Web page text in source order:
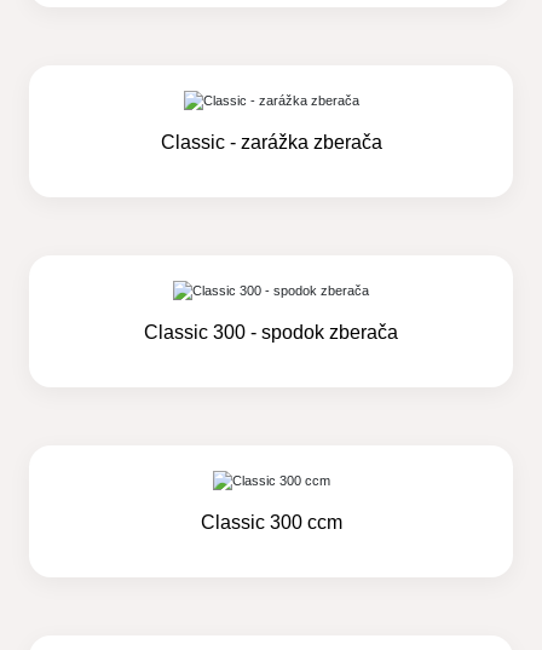
Classic - zarážka zberača
Classic 300 - spodok zberača
Classic 300 ccm